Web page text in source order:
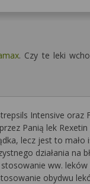
. Czy te leki
Intensive oraz
Panią lek
lecz jest to
działania na
ww.
obydwu